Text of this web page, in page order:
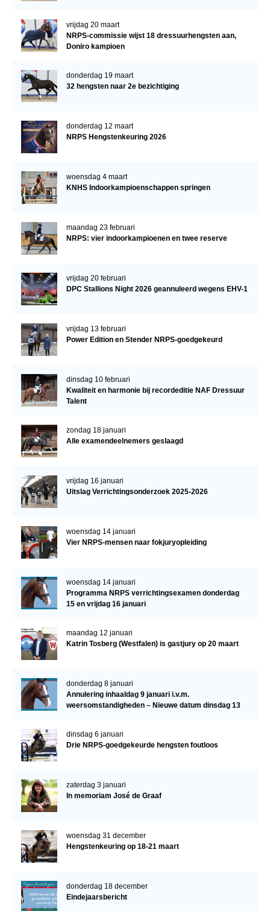
vrijdag 20 maart
NRPS-commissie wijst 18 dressuurhengsten aan,
Doniro kampioen
donderdag 19 maart
32 hengsten naar 2e bezichtiging
donderdag 12 maart
NRPS Hengstenkeuring 2026
woensdag 4 maart
KNHS Indoorkampioenschappen springen
maandag 23 februari
NRPS: vier indoorkampioenen en twee reserve
vrijdag 20 februari
DPC Stallions Night 2026 geannuleerd wegens EHV-1
vrijdag 13 februari
Power Edition en Stender NRPS-goedgekeurd
dinsdag 10 februari
Kwaliteit en harmonie bij recordeditie NAF Dressuur
Talent
zondag 18 januari
Alle examendeelnemers geslaagd
vrijdag 16 januari
Uitslag Verrichtingsonderzoek 2025-2026
woensdag 14 januari
Vier NRPS-mensen naar fokjuryopleiding
woensdag 14 januari
Programma NRPS verrichtingsexamen donderdag
15 en vrijdag 16 januari
maandag 12 januari
Katrin Tosberg (Westfalen) is gastjury op 20 maart
donderdag 8 januari
Annulering inhaaldag 9 januari i.v.m.
weersomstandigheden – Nieuwe datum dinsdag 13
dinsdag 6 januari
Drie NRPS-goedgekeurde hengsten foutloos
zaterdag 3 januari
In memoriam José de Graaf
woensdag 31 december
Hengstenkeuring op 18-21 maart
donderdag 18 december
Eindejaarsbericht